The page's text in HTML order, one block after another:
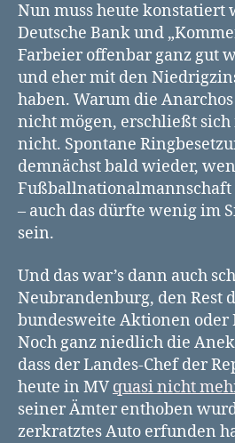
Nun muss heute konstatiert
Deutsche Bank und
Farbeier offenbar ganz gut
und eher mit den
haben. Warum die
nicht mögen, erschließt sich
nicht. Spontane
demnächst bald wieder,
– auch das dürfte wenig im
sein.
Und das war’s dann auch
Neubrandenburg, den Rest
bundesweite Aktionen
Noch ganz niedlich die
dass der Landes-Chef der
heute in MVquasi nicht
seiner Ämter enthoben
zerkratztes Auto erfunden